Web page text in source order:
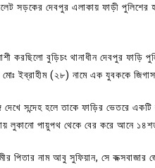
সড়কের দেবপুর এলাকায় ফাড়ী
করছিলো বুড়িচং থানাধীন দেবপুর ফাড়ি
ইব্রাহীম (২৮) নামে এক যুবককে
সন্দেহ হলে তাকে ফাড়ির ভেতরে একটি
লুকানো পায়ুপথ থেকে বের করে আনে
নাম আবু সুফিয়ান, সে কক্সবাজার
১৭টি
আদর্শ সমাজ
ছাত্রসমাজ-
August 6,